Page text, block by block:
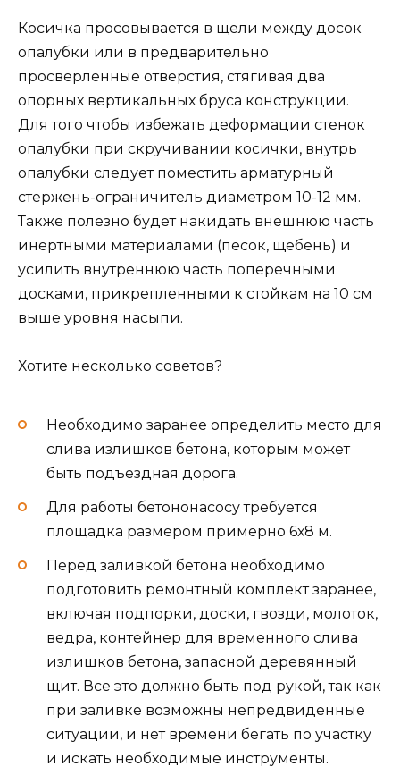
Косичка просовывается в щели между досок
опалубки или в предварительно
просверленные отверстия, стягивая два
опорных вертикальных бруса конструкции.
Для того чтобы избежать деформации стенок
опалубки при скручивании косички, внутрь
опалубки следует поместить арматурный
стержень-ограничитель диаметром 10-12 мм.
Также полезно будет накидать внешнюю часть
инертными материалами (песок, щебень) и
усилить внутреннюю часть поперечными
досками, прикрепленными к стойкам на 10 см
выше уровня насыпи.
Хотите несколько советов?
Необходимо заранее определить место для
слива излишков бетона, которым может
быть подъездная дорога.
Для работы бетононасосу требуется
площадка размером примерно 6х8 м.
Перед заливкой бетона необходимо
подготовить ремонтный комплект заранее,
включая подпорки, доски, гвозди, молоток,
ведра, контейнер для временного слива
излишков бетона, запасной деревянный
щит. Все это должно быть под рукой, так как
при заливке возможны непредвиденные
ситуации, и нет времени бегать по участку
и искать необходимые инструменты.